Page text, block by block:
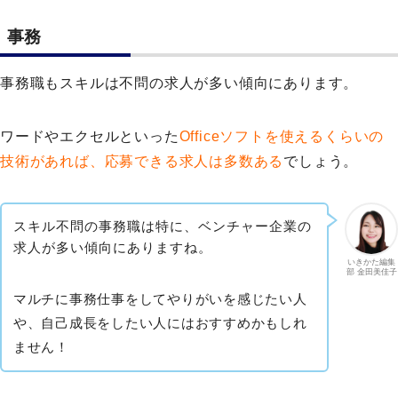
事務
事務職もスキルは不問の求人が多い傾向にあります。
ワードやエクセルといったOfficeソフトを使えるくらいの
技術があれば、応募できる求人は多数ある でしょう。
いきかた編集
部 金田美佳子
スキル不問の事務職は特に、ベンチャー企業の
求人が多い傾向にありますね。
マルチに事務仕事をしてやりがいを感じたい人
や、自己成長をしたい人にはおすすめかもしれ
ません！